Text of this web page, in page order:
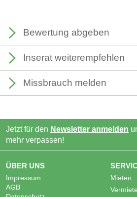
Bewertung abgeben
Inserat weiterempfehlen
Missbrauch melden
Jetzt für den Newsletter anmelden
mehr verpassen!
ÜBER UNS
Impressum
AGB
Mieten